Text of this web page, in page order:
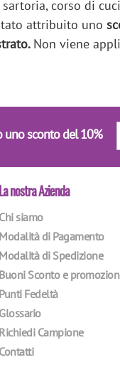
sartoria, corso di
attribuito uno
Non viene
uno sconto del 10%
La nostra Azienda
Chi siamo
Modalità di Pagamento
Modalità di Spedizione
Buoni Sconto e
Punti Fedeltà
Glossario
Richiedi Campione
Contatti